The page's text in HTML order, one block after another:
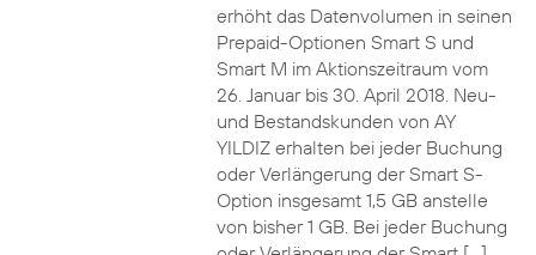
erhöht das Datenvolumen in seinen
Prepaid-Optionen Smart S und
Smart M im Aktionszeitraum vom
26. Januar bis 30. April 2018. Neu-
und Bestandskunden von AY
YILDIZ erhalten bei jeder Buchung
oder Verlängerung der Smart S-
Option insgesamt 1,5 GB anstelle
von bisher 1 GB. Bei jeder Buchung